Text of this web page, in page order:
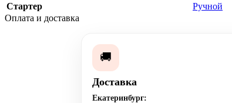
Стартер
Ручной
Оплата и доставка
🚚
Доставка
Екатеринбург: